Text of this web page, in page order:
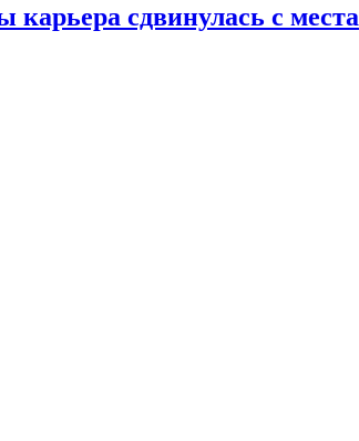
сдвинулась с места